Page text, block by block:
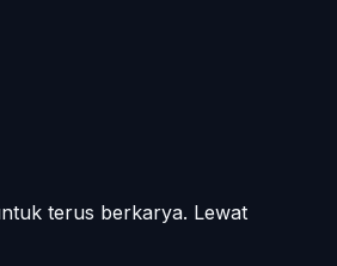
terus berkarya. Lewat